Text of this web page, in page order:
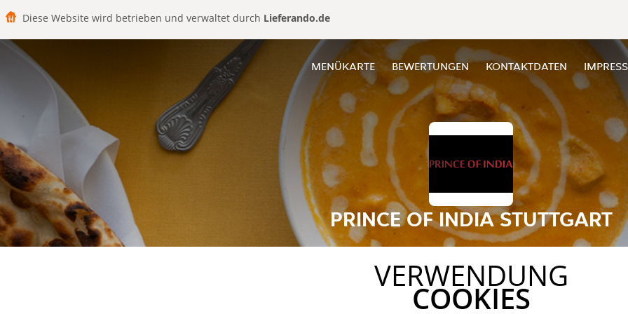
Diese Website wird betrieben und verwaltet durch Lieferando.de
MENÜKARTE BEWERTUNGEN KONTAKTDATEN
PRINCE OF INDIA STUTTGART
VERWENDUNG
COOKIES